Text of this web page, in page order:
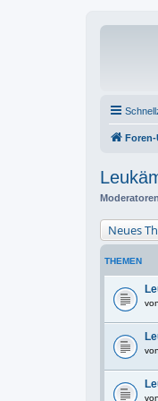
Neues
THEMEN
von
von
von